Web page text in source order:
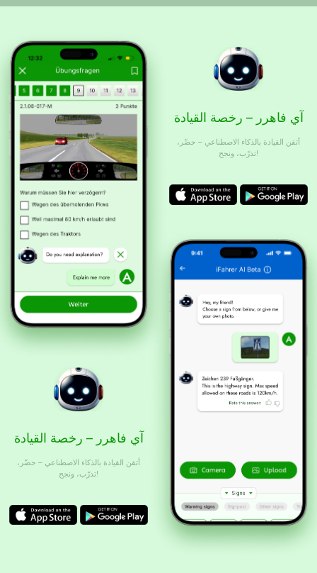
آي فاهرر – رخصة القيادة
أتقن القيادة بالذكاء الاصطناعي – حضّر،
تدرّب، ونجح!
آي فاهرر – رخصة القيادة
أتقن القيادة بالذكاء الاصطناعي – حضّر،
تدرّب، ونجح!